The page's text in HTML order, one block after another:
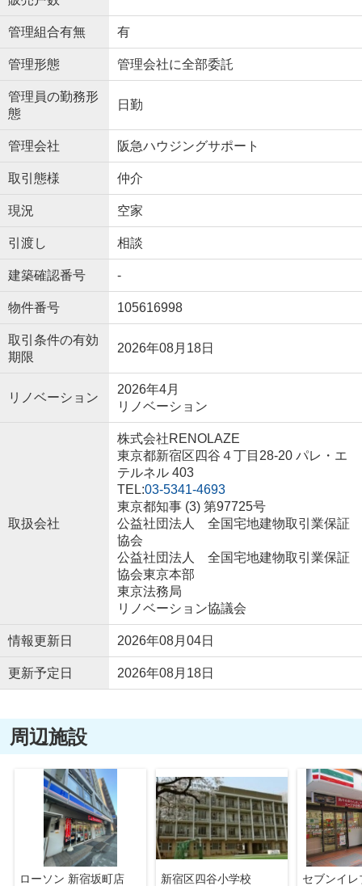
管理組合有無 有
管理形態 管理会社に全部委託
管理員の勤務形
態
日勤
管理会社 阪急ハウジングサポート
取引態様 仲介
現況 空家
引渡し 相談
建築確認番号 -
物件番号 105616998
取引条件の有効
期限
2026年08月18日
リノベーション
2026年4月
リノベーション
取扱会社
株式会社RENOLAZE
東京都新宿区四谷４丁目28-20 パレ・エ
テルネル 403
TEL:03-5341-4693
東京都知事 (3) 第97725号
公益社団法人 全国宅地建物取引業保証
協会
公益社団法人 全国宅地建物取引業保証
協会東京本部
東京法務局
リノベーション協議会
情報更新日 2026年08月04日
更新予定日 2026年08月18日
周辺施設
ローソン 新宿坂町店
新宿区四谷小学校